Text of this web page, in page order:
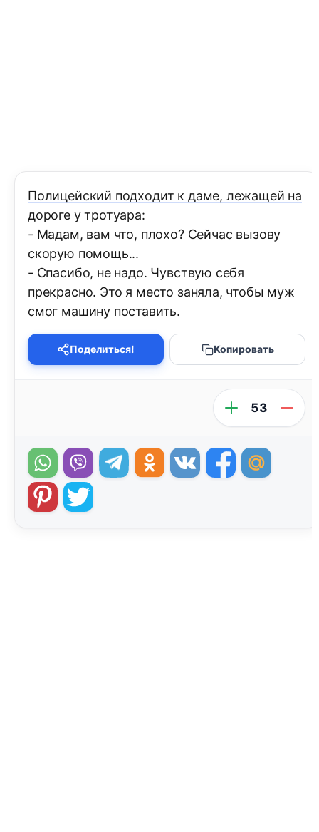
Полицейский подходит к даме, лежащей на
дороге у тротуара:
- Мадам, вам что, плохо? Сейчас вызову
скорую помощь...
- Спасибо, не надо. Чувствую себя
прекрасно. Это я место заняла, чтобы муж
смог машину поставить.
Поделиться! Копировать
53